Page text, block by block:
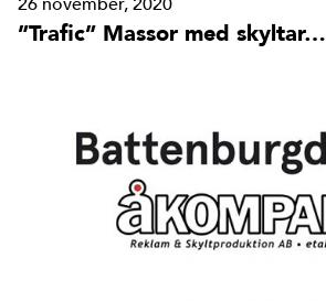
”Trafic” Massor med skyltar…